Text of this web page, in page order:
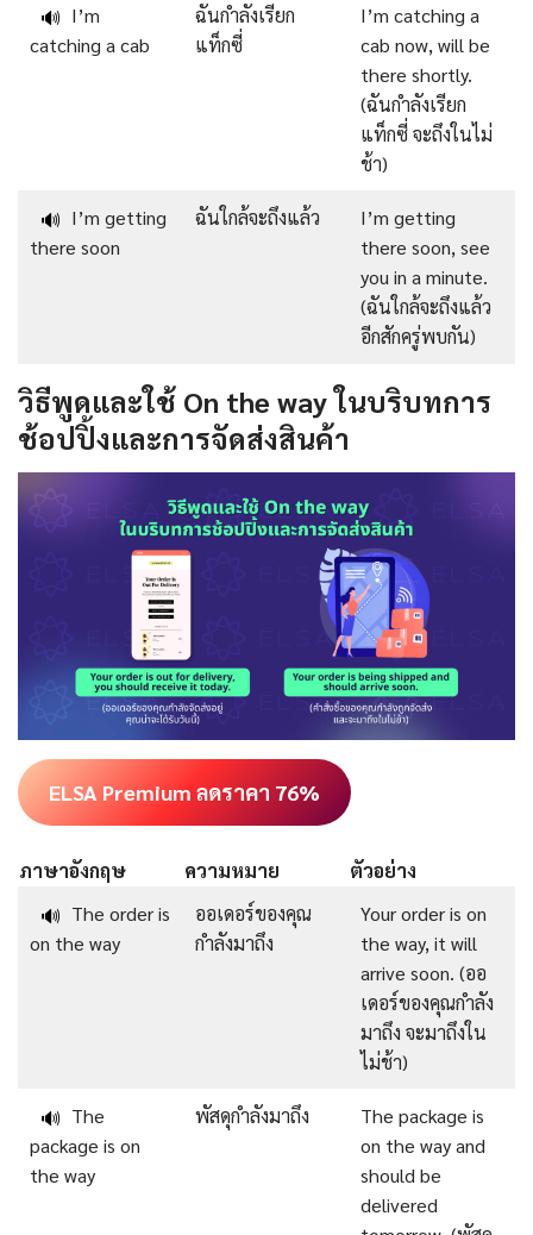
🔊 I’m
catching a cab
ฉันกำลังเรียก
แท็กซี่
I’m catching a
cab now, will be
there shortly.
(ฉันกำลังเรียก
แท็กซี่ จะถึงในไม่
ช้า)
🔊 I’m getting
there soon
ฉันใกล้จะถึงแล้ว
I’m getting
there soon, see
you in a minute.
(ฉันใกล้จะถึงแล้ว
อีกสักครู่พบกัน)
วิธีพูดและใช้ On the way ในบริบทการ
ช้อปปิ้งและการจัดส่งสินค้า
ELSA Premium ลดราคา 76%
ภาษาอังกฤษ ความหมาย
ตัวอย่าง
🔊 The order is
on the way
ออเดอร์ของคุณ
กำลังมาถึง
Your order is on
the way, it will
arrive soon. (ออ
เดอร์ของคุณกำลัง
มาถึง จะมาถึงใน
ไม่ช้า)
🔊 The
package is on
the way
พัสดุกำลังมาถึง
The package is
on the way and
should be
delivered